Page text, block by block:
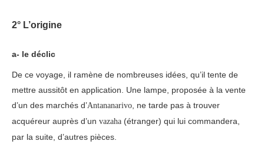
2° L’origine
a- le déclic
De ce voyage, il ramène de nombreuses idées, qu’il tente de
mettre aussitôt en application. Une lampe, proposée à la vente
d’un des marchés d’Antananarivo , ne tarde pas à trouver
acquéreur auprès d’un vazaha (étranger) qui lui commandera,
par la suite, d’autres pièces.